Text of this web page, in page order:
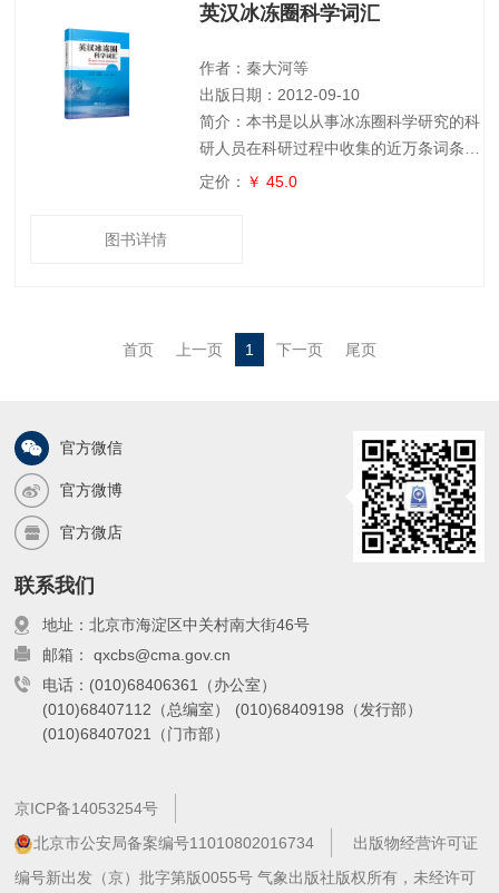
英汉冰冻圈科学词汇
作者：秦大河等
出版日期：2012-09-10
简介：本书是以从事冰冻圈科学研究的科
研人员在科研过程中收集的近万条词条为
基础，并根据全国自然科学技术名词审定
影响、适应与对策综合评估等冰冻圈科学
各相关研究领域，是一本从事冰冻圈科学
定价： ￥ 45.0
图书详情
首页 上一页 1 下一页 尾页
官方微信
官方微博
官方微店
联系我们
地址：北京市海淀区中关村南大街46号
邮箱： qxcbs@cma.gov.cn
电话：(010)68406361（办公室）
(010)68407112（总编室）
(010)68409198（发行部）
(010)68407021（门市部）
京ICP备14053254号
北京市公安局备案编号11010802016734
出版物经营许可证
编号新出发（京）批字第版0055号 气象出版社版权所有，未经许可